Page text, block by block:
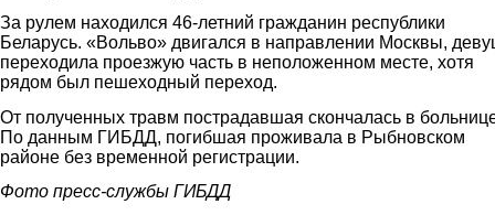
За рулем находился 46-летний гражданин республики
Беларусь. «Вольво» двигался в направлении Москвы,
переходила проезжую часть в неположенном месте, хотя
рядом был пешеходный переход.
От полученных травм пострадавшая скончалась в
По данным ГИБДД, погибшая проживала в Рыбновском
районе без временной регистрации.
Фото пресс-службы ГИБДД